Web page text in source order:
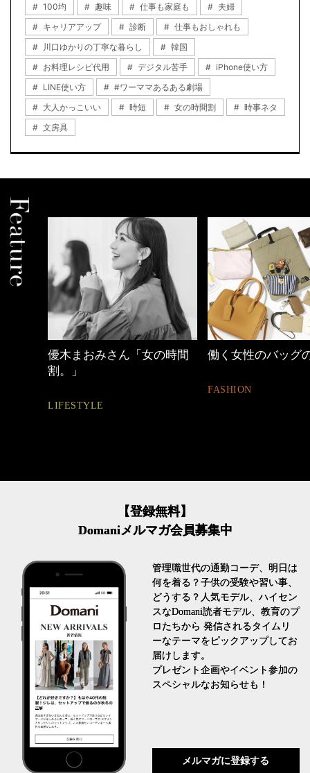
100均
趣味 仕事も家庭も
夫婦
キャリアアップ
診断
仕事もおしゃれも
川口ゆかりの丁寧な暮らし
韓国
お料理レシピ代用
デジタル苦手
iPhone使い方
LINE使い方
#ワーママあるある劇場
大人かっこいい
時短 女の時間割
時事ネタ
文房具
優木まおみさん「女の時間
割。」
LIFESTYLE
働く女性のバッグ
FASHION
【登録無料】
Domaniメルマガ会員募集中
管理職世代の通勤コーデ、明日は
何を着る？子供の受験や習い事、
どうする？人気モデル、ハイセン
スなDomani読者モデル、教育のプ
ロたちから 発信されるタイムリ
ーなテーマをピックアップしてお
届けします。
プレゼント企画やイベント参加の
スペシャルなお知らせも！
メルマガに登録する